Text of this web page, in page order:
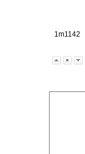
1m1142